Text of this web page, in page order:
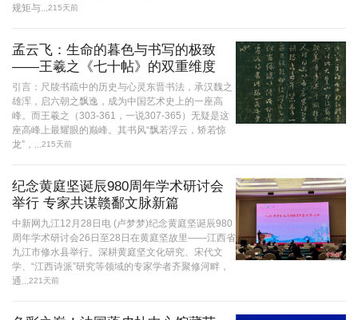
规矩与...
215天前
孟云飞：生命的暮色与书写的极致
——王羲之《七十帖》的双重维度
引言：尺牍书疏中的历史与心灵东晋书法，承汉魏之
雄浑，启六朝之飘逸，成为中国艺术史上的一座高
峰。而王羲之（303-361，一说307-365）无疑是这
座高峰上最耀眼的巅峰。其书风“飘若浮云，矫若惊
龙”，...
215天前
纪念黄庭坚诞辰980周年学术研讨会
举行 专家共谋赣鄱文脉新篇
中新网九江12月28日电 (卢梦梦)纪念黄庭坚诞辰980
周年学术研讨会26日至28日在黄庭坚故里——江西省
九江市修水县举行。深耕黄庭坚文化研究、宋代文
学、“江西诗派”研究等领域的专家学者齐聚修河畔，
通...
221天前